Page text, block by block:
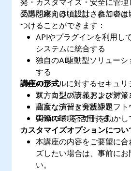
の専門家向けに設計されていま
受講を終える頃には、参加者
つけることができます：
APIやプラグインを利用し
システムに統合する
独自のAI駆動型ソリュー
する
AIツールに対するセキュリ
ス、コンプライアンス対策
高度なデータ分析やソフ
ChatGPTを活用する
講座の形式
双方向型の講義およびデ
豊富な演習と実践課題
実際の環境下で手を動か
カスタマイズオプションについ
本講座の内容をご要望に
ズしたい場合は、事前に
い。